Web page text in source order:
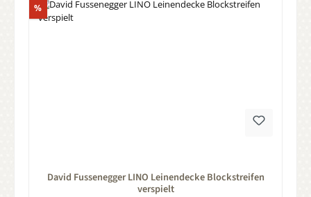
%Rabatt
David Fussenegger LINO Leinendecke Blockstreifen
verspielt